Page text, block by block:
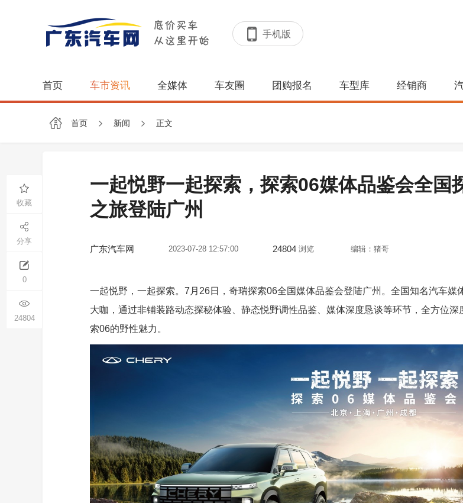
手机版
首页 车市资讯 全媒体 车友圈 团购报名 车型库 经销商
首页 新闻 正文
一起悦野一起探索，探索06媒体品鉴会全国
之旅登陆广州
广东汽车网 2023-07-28 12:57:00 24804 浏览 编辑：猪哥
收藏
分享
0
24804
一起悦野，一起探索。7月26日，奇瑞探索06全国媒体品鉴会登陆广州。全国知名汽车媒
大咖，通过非铺装路动态探秘体验、静态悦野调性品鉴、媒体深度恳谈等环节，全方位深
索06的野性魅力。